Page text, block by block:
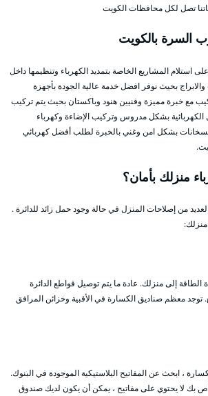
تصل لكل محافظات الكويت
السرة بالكويت
استلام المشاريع الخاصة بتمديد الكهرباء وتنظيمها داخل
بحيث نوفر افضل خدمة عالية الجودة بأجهزة
مع خبرة مميزة وفنيين هنود وباكستان بحيث يتم تركيب
الكهربائية بشكل مدروس وتركيب الإضاءة وكهرباء
للسخانات بشكل امن وغني بالخبرة لطلب أفضل كهربائي
منزلك بأمان؟
من إصلاحات المنزل في حالة وجود حمل زائد للدائرة .
الطاقة إلى منزلك. عادة ما يتم توصيل قواطع الدائرة
توجد معظم صناديق الكسارة في الأقبية وخزائن المرافق
، ابحث عن المفاتيح البلاستيكية الموجودة في البنوك.
بك لا يحتوي على مفاتيح ، يمكن أن يكون لديك صندوق